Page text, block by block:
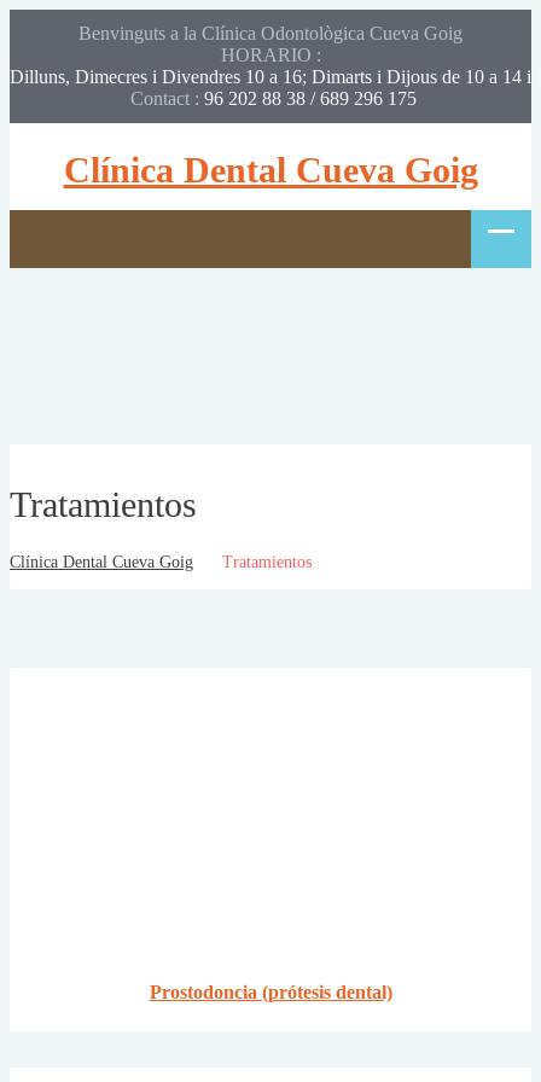
Benvinguts a la Clínica Odontològica Cueva Goig
HORARIO :
Dilluns, Dimecres i Divendres 10 a 16; Dimarts i Dijous de 10 a 14 i
Contact : 96 202 88 38 / 689 296 175
Clínica Dental Cueva Goig
Tratamientos
Clínica Dental Cueva Goig Tratamientos
Prostodoncia (prótesis dental)